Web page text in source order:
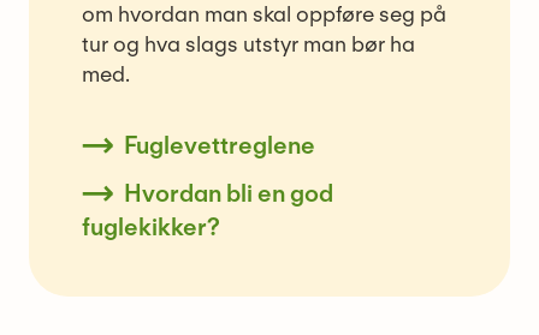
om hvordan man skal oppføre seg på
tur og hva slags utstyr man bør ha
med.
Fuglevettreglene
Hvordan bli en god
fuglekikker?